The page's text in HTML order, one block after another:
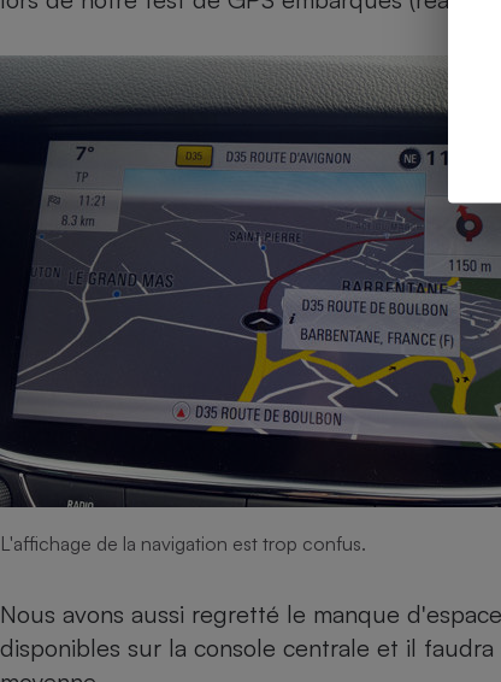
L'affichage de la navigation est trop confus.
Nous avons aussi regretté le manque
disponibles sur la console centrale et il